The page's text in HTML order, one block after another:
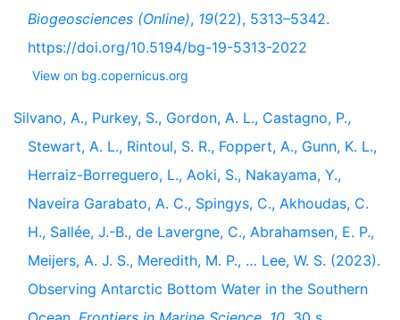
Biogeosciences (Online), 19(22), 5313–5342.
https://doi.org/10.5194/bg-19-5313-2022
View on bg.copernicus.org
Silvano, A., Purkey, S., Gordon, A. L., Castagno, P.,
Stewart, A. L., Rintoul, S. R., Foppert, A., Gunn, K. L.,
Herraiz-Borreguero, L., Aoki, S., Nakayama, Y.,
Naveira Garabato, A. C., Spingys, C., Akhoudas, C.
H., Sallée, J.-B., de Lavergne, C., Abrahamsen, E. P.,
Meijers, A. J. S., Meredith, M. P., … Lee, W. S. (2023).
Observing Antarctic Bottom Water in the Southern